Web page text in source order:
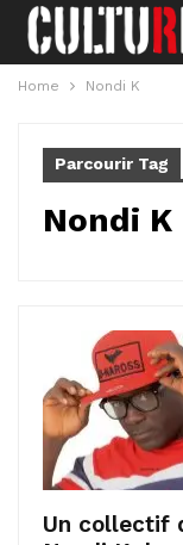
Home Nondi K
Parcourir Tag
Nondi K
Un collectif